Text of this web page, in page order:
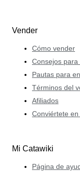
Vender
Cómo vender
Consejos
Pautas para
Términos del
Afiliados
Conviértete
Mi Catawiki
Página de